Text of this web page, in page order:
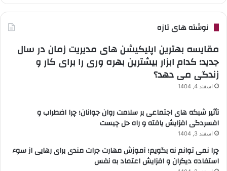
نوشته های تازه
مقایسه بهترین اپلیکیشن های مدیریت زمان در سال
جدید؛ کدام ابزار بیشترین بهره وری را برای کار و
زندگی می دهد؟
اسفند 4, 1404
تأثیر شبکه های اجتماعی بر سلامت روان جوانان؛ چرا اضطراب و
افسردگی افزایش یافته و راه حل چیست
اسفند 3, 1404
چرا نمی توانم نه بگویم؛ آموزش مهارت جرات مندی برای رهایی از سوء
استفاده دیگران و افزایش اعتماد به نفس